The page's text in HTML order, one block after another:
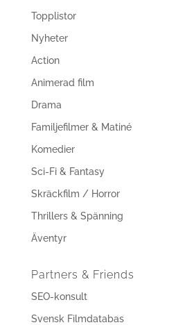
Topplistor
Nyheter
Action
Animerad film
Drama
Familjefilmer & Matiné
Komedier
Sci-Fi & Fantasy
Skräckfilm / Horror
Thrillers & Spänning
Äventyr
Partners & Friends
SEO-konsult
Svensk Filmdatabas